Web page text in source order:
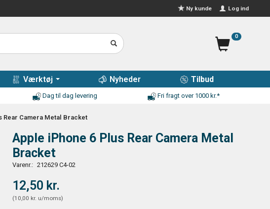
Log ind
Ny kunde
0
Værktøj Nyheder Tilbud
Dag til dag levering Fri fragt over 1000 kr.*
Rear Camera Metal Bracket
Apple iPhone 6 Plus Rear Camera Metal
Bracket
Varenr.: 212629 C4-02
12,50 kr.
(10,00 kr. u/moms)